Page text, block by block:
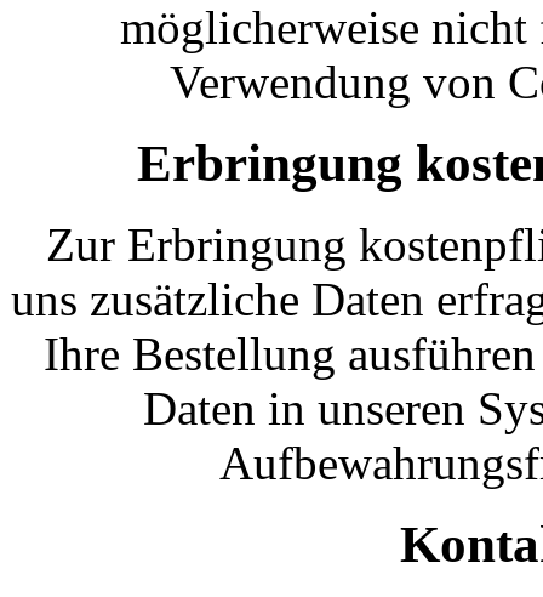
möglicherweise
Verwendung von
Erbringung
Zur Erbringung
uns zusätzliche Daten
Ihre Bestellung
Daten in unseren